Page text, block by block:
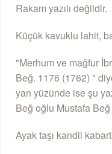
Rakam yazılı değildir.
Küçük kavuklu lahit,
"Merhum ve mağfur
Beğ. 1176 (1762) "
yan yüzünde ise şu
Beğ oğlu Mustafa
Ayak taşı kandil